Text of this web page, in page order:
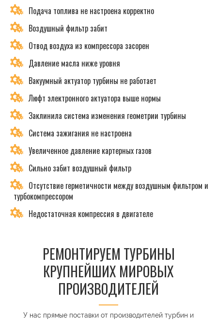
Подача топлива не настроена корректно
Воздушный фильтр забит
Отвод воздуха из компрессора засорен
Давление масла ниже уровня
Вакуумный актуатор турбины не работает
Люфт электронного актуатора выше нормы
Заклинила система изменения геометрии турбины
Система зажигания не настроена
Увеличенное давление картерных газов
Сильно забит воздушный фильтр
Отсутствие герметичности между воздушным фильтром и
турбокомпрессором
Недостаточная компрессия в двигателе
РЕМОНТИРУЕМ ТУРБИНЫ
КРУПНЕЙШИХ МИРОВЫХ
ПРОИЗВОДИТЕЛЕЙ
У нас прямые поставки от производителей турбин и